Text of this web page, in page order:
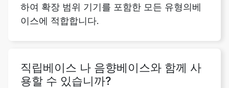
하여 확장 범위 기기를 포함한 모든 유형의베
이스에 적합합니다.
직립베이스 나 음향베이스와 함께 사
용할 수 있습니까?